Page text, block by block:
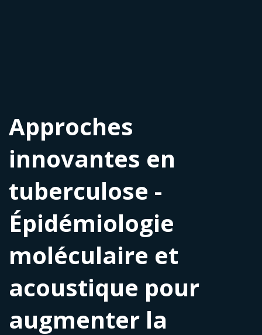
Approches
innovantes en
tuberculose -
Épidémiologie
moléculaire et
acoustique pour
augmenter la